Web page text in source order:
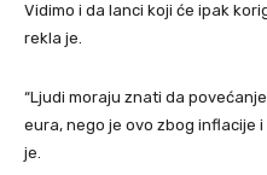
Vidimo i da lanci koji će ipak
rekla je.
“Ljudi moraju znati da
eura, nego je ovo zbog inflacije
je.